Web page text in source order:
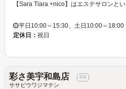
平日10:00～15:30、土日10:00～18:00
定休日： 祝日
彩さ美宇和島店
ササビウワジマテン